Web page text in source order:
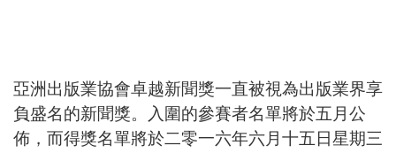
亞洲出版業協會卓越新聞獎一直被視為出版業界享
負盛名的新聞獎。入圍的參賽者名單將於五月公
佈，而得獎名單將於二零一六年六月十五日星期三